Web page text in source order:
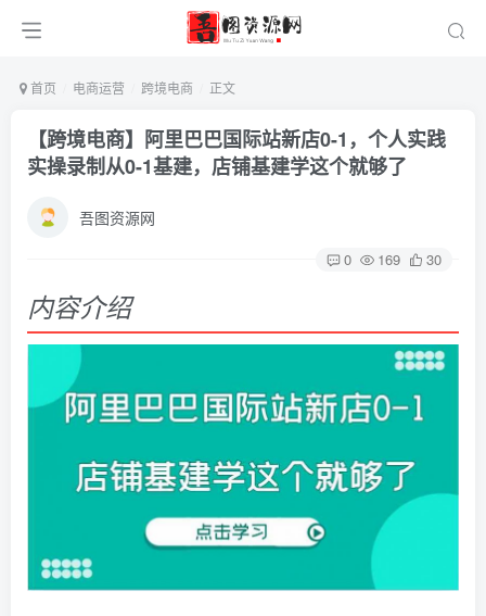
首页 电商运营 跨境电商 正文
【跨境电商】阿里巴巴国际站新店0-1，个人实践
实操录制从0-1基建，店铺基建学这个就够了
吾图资源网
0 169 30
内容介绍